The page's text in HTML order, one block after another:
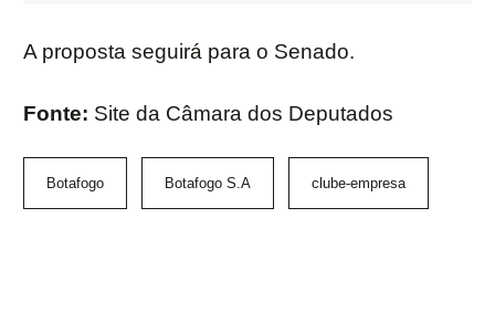
A proposta seguirá para o Senado.
Fonte: Site da Câmara dos Deputados
Botafogo Botafogo S.A clube-empresa